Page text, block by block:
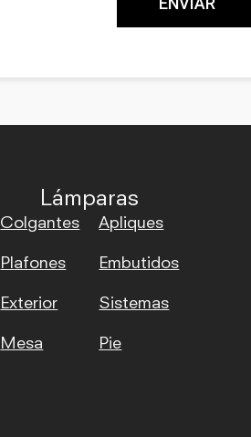
Lámparas
Colgantes Apliques
Plafones Embutidos
Exterior Sistemas
Mesa Pie